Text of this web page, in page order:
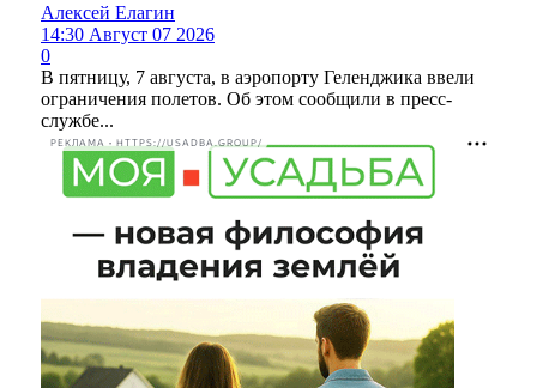
Алексей Елагин
14:30 Август 07 2026
0
В пятницу, 7 августа, в аэропорту Геленджика ввели
ограничения полетов. Об этом сообщили в пресс-
службе...
РЕКЛАМА • HTTPS://USADBA.GROUP/